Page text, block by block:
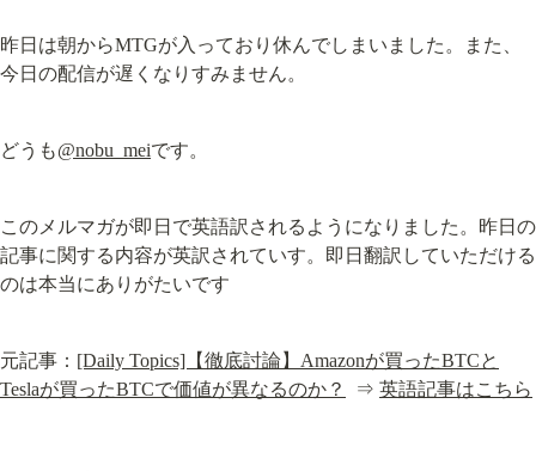
昨日は朝からMTGが入っており休んでしまいました。また、
今日の配信が遅くなりすみません。
どうも@nobu_meiです。
このメルマガが即日で英語訳されるようになりました。昨日の
記事に関する内容が英訳されていす。即日翻訳していただける
のは本当にありがたいです
元記事： [Daily Topics]【徹底討論】Amazonが買ったBTCと
Teslaが買ったBTCで価値が異なるのか？
  ⇒
英語記事はこちら